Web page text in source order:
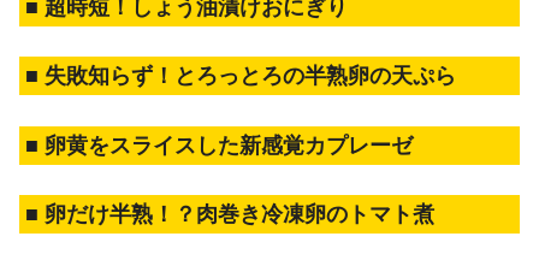
■ 超時短！しょう油漬けおにぎり
■ 失敗知らず！とろっとろの半熟卵の天ぷら
■ 卵黄をスライスした新感覚カプレーゼ
■ 卵だけ半熟！？肉巻き冷凍卵のトマト煮